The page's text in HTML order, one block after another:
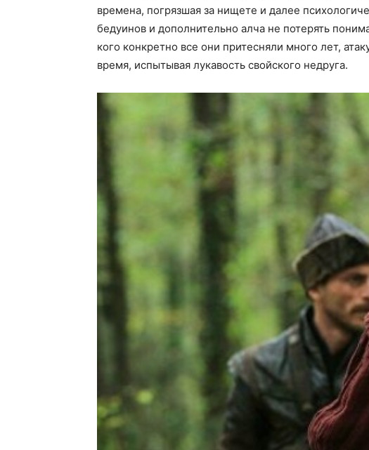
времена, погрязшая за нищете и далее
бедуинов и дополнительно алча не потерять
кого конкретно все они притесняли много лет,
время, испытывая лукавость свойского недруга.